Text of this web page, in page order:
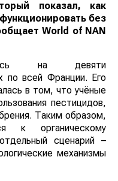
показал, как
без
World of NAN
на девяти
по всей Франции. Его
в том, что учёные
пестицидов,
Таким образом,
к органическому
сценарий –
механизмы